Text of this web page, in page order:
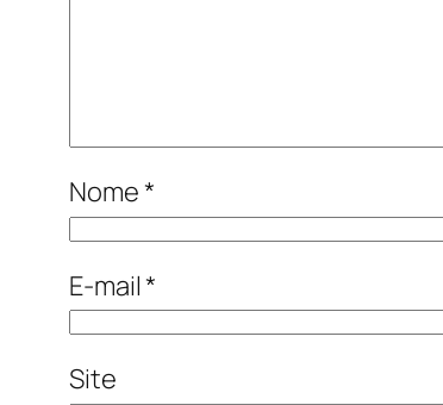
Nome*
E-mail*
Site